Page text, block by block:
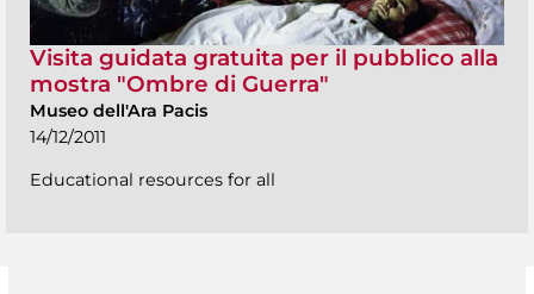
Visita guidata gratuita per il pubblico alla
mostra "Ombre di Guerra"
Museo dell'Ara Pacis
14/12/2011
Educational resources for all